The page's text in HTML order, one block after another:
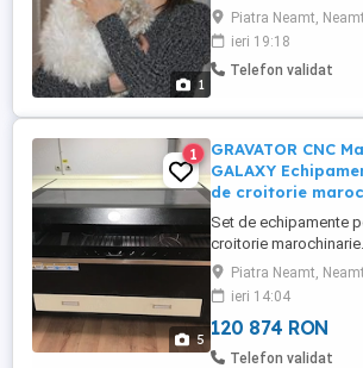
1
efectuez servicii de
intern in tara sau
sau ingrijire copii cu
strainatate salariul
part time..pentru ...
Piatra Neamt, Neamt
ieri 19:18
Telefon validat
5
1
GRAVATOR CNC
GALAXY
de croitorie
Set de echipamente
croitorie
provin dintr-un atelier
fost folosite foarte
vanzarea integrala a
negocia si vanzare
detalii suplimentare la
Piatra Neamt, Neamt
ieri 14:04
120 874 RON
Telefon validat